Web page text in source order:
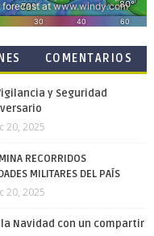
COMENTARIOS
y Seguridad
20, 2025
RECORRIDOS
MILITARES DEL PAÍS
20, 2025
la Navidad con un compartir